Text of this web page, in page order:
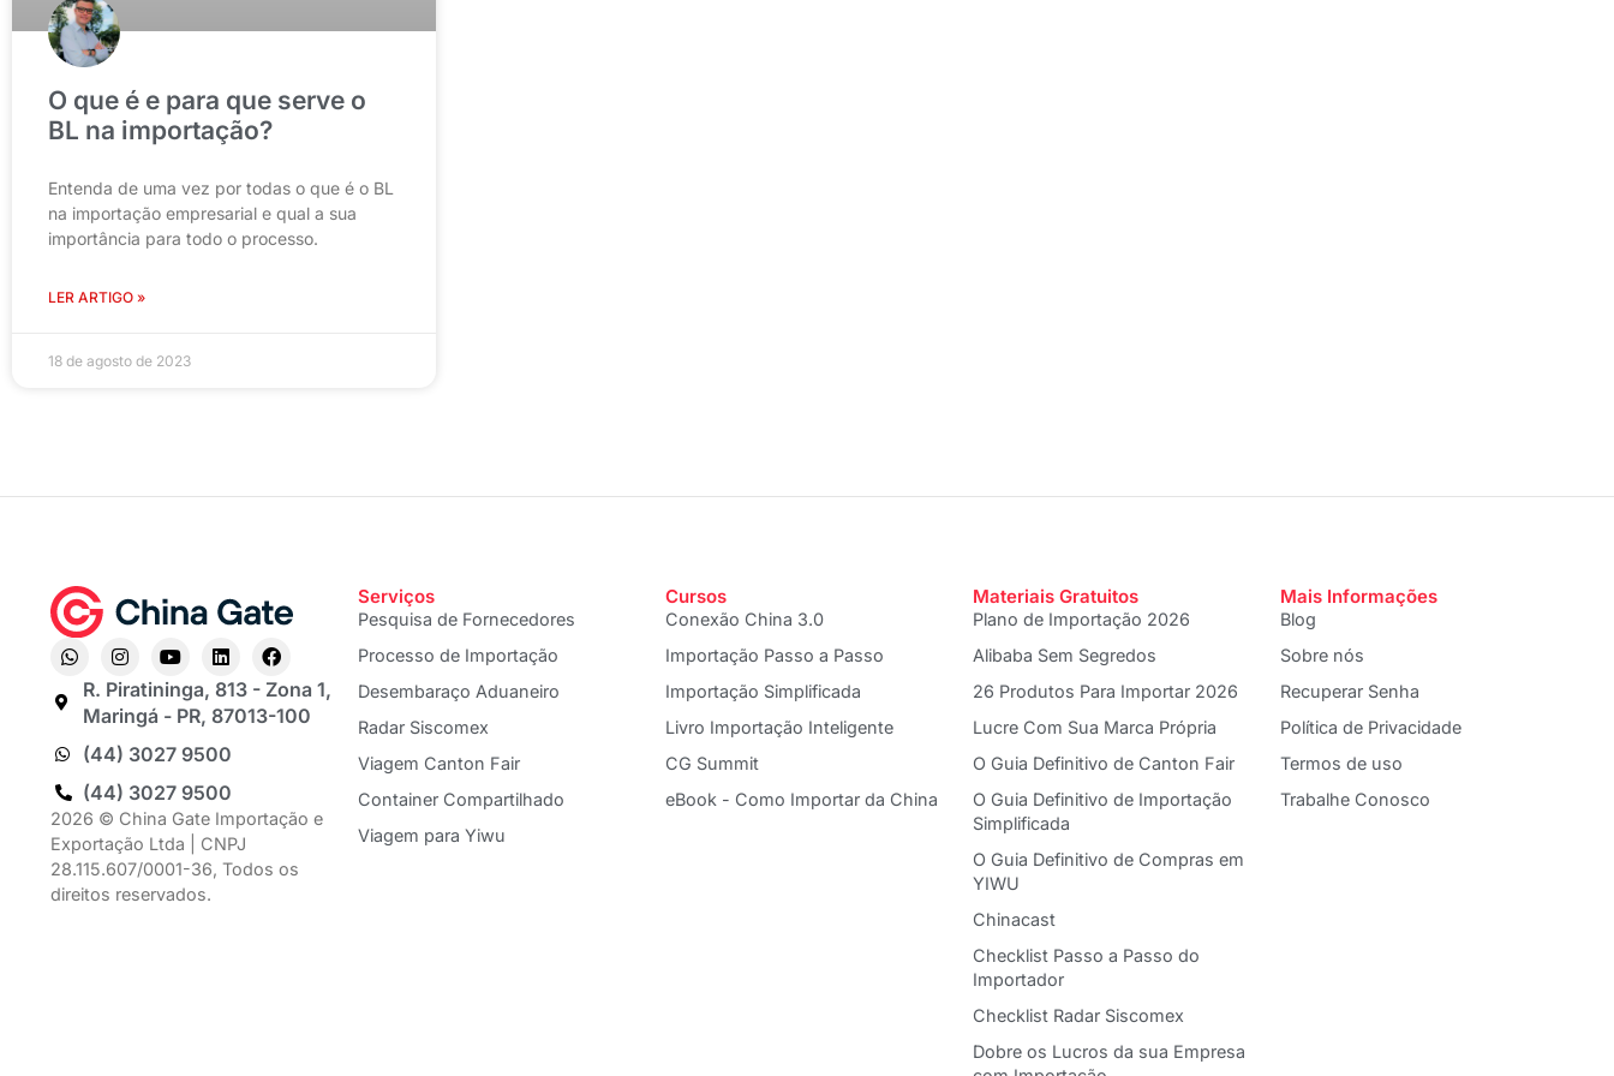
O que é e para que serve o
BL na importação?
Entenda de uma vez por todas o que é o BL
na importação empresarial e qual a sua
importância para todo o processo.
LER ARTIGO »
18 de agosto de 2023
R. Piratininga, 813 - Zona 1,
Maringá - PR, 87013-100
(44) 3027 9500
(44) 3027 9500
2026 © China Gate Importação e
Exportação Ltda | CNPJ
28.115.607/0001-36, Todos os
direitos reservados.
Serviços
Pesquisa de Fornecedores
Processo de Importação
Desembaraço Aduaneiro
Radar Siscomex
Viagem Canton Fair
Container Compartilhado
Viagem para Yiwu
Cursos
Conexão China 3.0
Importação Passo a Passo
Importação Simplificada
Livro Importação Inteligente
CG Summit
eBook - Como Importar da China
Materiais Gratuitos
Plano de Importação 2026
Alibaba Sem Segredos
26 Produtos Para Importar 2026
Lucre Com Sua Marca Própria
O Guia Definitivo de Canton Fair
O Guia Definitivo de Importação
Simplificada
O Guia Definitivo de Compras em
YIWU
Chinacast
Checklist Passo a Passo do
Importador
Checklist Radar Siscomex
Dobre os Lucros da sua Empresa
Mais Informações
Blog
Sobre nós
Recuperar Senha
Política de Privacidade
Termos de uso
Trabalhe Conosco